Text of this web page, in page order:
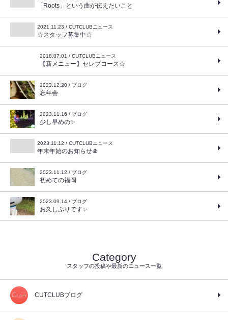
「Roots」という曲が伝えたいこと
2021.11.23 / CUTCLUBニュース
☆スタッフ募集中☆
2018.07.01 / CUTCLUBニュース
【新メニュー】セレブコース☆
2023.12.20 / ブログ
忘年会
2023.11.16 / ブログ
少し早めの✨
2023.11.12 / CUTCLUBニュース
年末年始のお知らせ🎍
2023.11.12 / ブログ
初めての福岡
2023.09.14 / ブログ
お久しぶりです✨
Category
スタッフの投稿や最新のニュース一覧
CUTCLUBブログ